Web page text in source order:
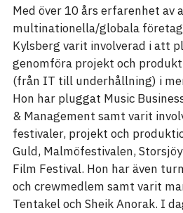
Med över 10 års erfarenhet av
multinationella/globala
Kylsberg varit involverad i att
genomföra projekt och
(från IT till underhållning) i
Hon har pluggat Music
& Management samt varit
festivaler, projekt och
Guld, Malmöfestivalen,
Film Festival. Hon har även
och crewmedlem samt varit
Tentakel och Sheik Anorak. I